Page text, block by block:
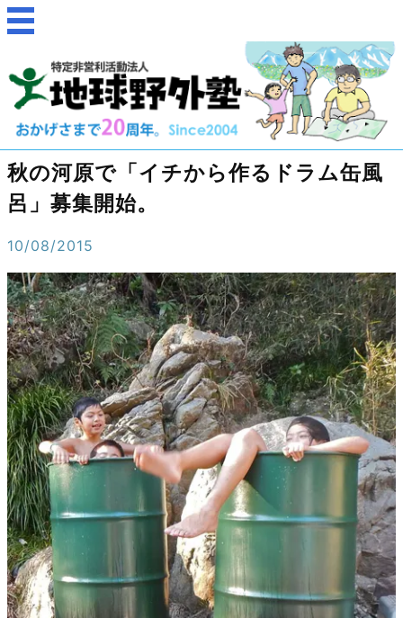
秋の河原で「イチから作るドラム缶風
呂」募集開始。
10/08/2015